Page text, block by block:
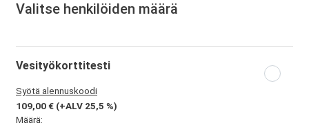
Valitse henkilöiden määrä
Vesityökorttitesti
Syötä alennuskoodi
109,00 € (+ALV 25,5 %)
Määrä: